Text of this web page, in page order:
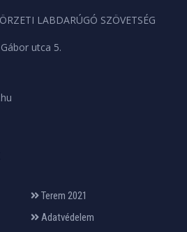
LABDARÚGÓ SZÖVETSÉG
utca 5.
Terem 2021
Adatvédelem